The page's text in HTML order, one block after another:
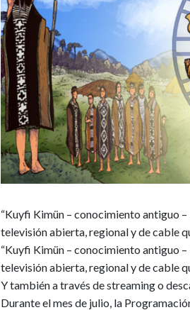
“Kuyfi Kimün – conocimiento antiguo
televisión abierta, regional y de cable
“Kuyfi Kimün – conocimiento antiguo
televisión abierta, regional y de cable
Y también a través de streaming o
Durante el mes de julio, la